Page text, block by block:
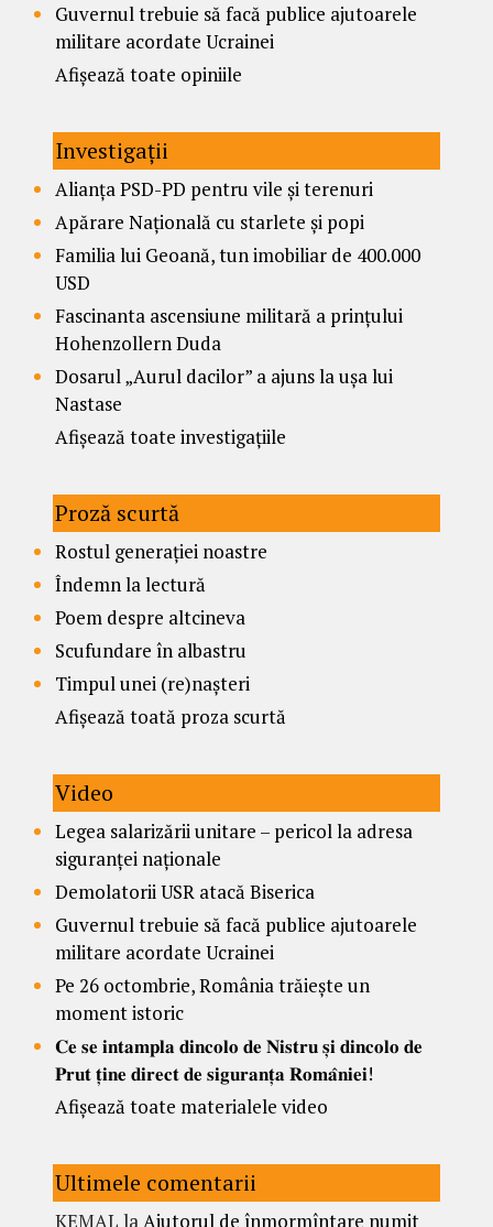
Guvernul trebuie să facă publice ajutoarele
militare acordate Ucrainei
Afișează toate opiniile
Investigații
Alianța PSD-PD pentru vile și terenuri
Apărare Națională cu starlete și popi
Familia lui Geoană, tun imobiliar de 400.000
USD
Fascinanta ascensiune militară a prințului
Hohenzollern Duda
Dosarul „Aurul dacilor” a ajuns la ușa lui
Nastase
Afișează toate investigațiile
Proză scurtă
Rostul generației noastre
Îndemn la lectură
Poem despre altcineva
Scufundare în albastru
Timpul unei (re)nașteri
Afișează toată proza scurtă
Video
Legea salarizării unitare – pericol la adresa
siguranței naționale
Demolatorii USR atacă Biserica
Guvernul trebuie să facă publice ajutoarele
militare acordate Ucrainei
Pe 26 octombrie, România trăiește un
moment istoric
𝐂𝐞 𝐬𝐞 𝐢𝐧𝐭𝐚𝐦𝐩𝐥𝐚 𝐝𝐢𝐧𝐜𝐨𝐥𝐨 𝐝𝐞 𝐍𝐢𝐬𝐭𝐫𝐮 𝐬̦𝐢 𝐝𝐢𝐧𝐜𝐨𝐥𝐨 𝐝𝐞
𝐏𝐫𝐮𝐭 𝐭̦𝐢𝐧𝐞 𝐝𝐢𝐫𝐞𝐜𝐭 𝐝𝐞 𝐬𝐢𝐠𝐮𝐫𝐚𝐧𝐭̦𝐚 𝐑𝐨𝐦𝐚̂𝐧𝐢𝐞𝐢!
Afișează toate materialele video
Ultimele comentarii
KEMAL la Ajutorul de înmormîntare numit